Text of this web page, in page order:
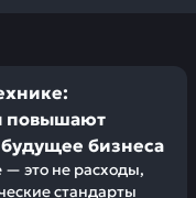
повышают
бизнеса
— это не расходы,
стандарты